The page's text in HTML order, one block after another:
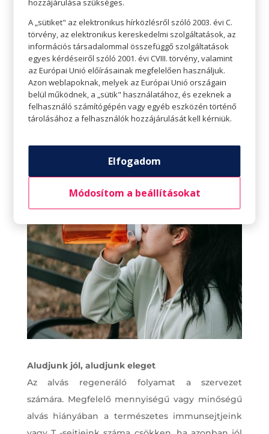
általános jó egészség megőrzéséhez, beleértve
az egészséges immunrendszert.
Ilyenkor ősszel elő lehet venni a futócipőt,
kerékpárt, egyéb sporteszközöket, ki lehet
menni a természetbe és lehet aktívan mozogni.
Aki nem akar a szabadban edzeni, mehet
edzőterembe, uszodába is. A lényeg, hogy a sport
csak a közérzetünk lesz jobb, de az
immunrendszerünk is erősödik.
Aludjunk jól, aludjunk eleget
Az alvás regeneráló folyamat a szervezet
számára. Megfelelő mennyiségű vagy minőségű
alvás hiányában a természetes immunsejtjeink
hozzájárulása szükséges.
A „sütiket" az elektronikus hírközlésről szóló 2003. évi C.
törvény, az elektronikus kereskedelmi szolgáltatások, az
információs társadalommal összefüggő szolgáltatások
egyes kérdéseiről szóló 2001. évi CVIII. törvény, valamint
az Európai Unió előírásainak megfelelően használjuk.
Azon weblapoknak, melyek az Európai Unió országain
belül működnek, a „sütik" használatához, és ezeknek a
felhasználó számítógépén vagy egyéb eszközén történő
tárolásához a felhasználók hozzájárulását kell kérniük.
Elfogadom
Módosítom a beállításokat